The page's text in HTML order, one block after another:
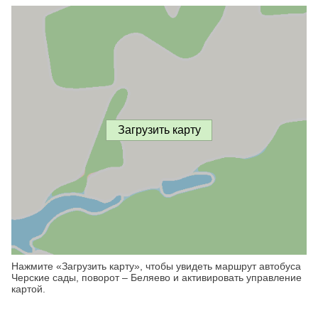
Загрузить карту
Нажмите «Загрузить карту», чтобы увидеть маршрут автобуса
Черские сады, поворот – Беляево и активировать управление
картой.